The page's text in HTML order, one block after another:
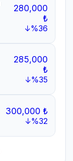
280,000
₺
↓%36
285,000
₺
↓%35
300,000 ₺
↓%32